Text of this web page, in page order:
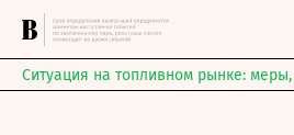
Ситуация на топливном рынке: